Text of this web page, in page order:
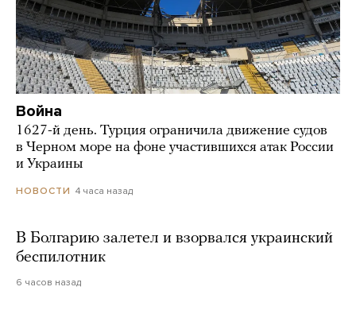
Война
1627-й день. Турция ограничила движение судов
в Черном море на фоне участившихся атак России
и Украины
НОВОСТИ 4 часа назад
В Болгарию залетел и взорвался украинский
беспилотник
6 часов назад